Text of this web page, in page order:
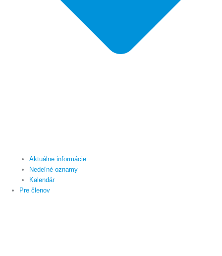
Aktuálne informácie
Nedeľné oznamy
Kalendár
Pre členov